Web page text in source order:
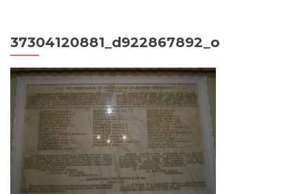
37304120881_d922867892_o